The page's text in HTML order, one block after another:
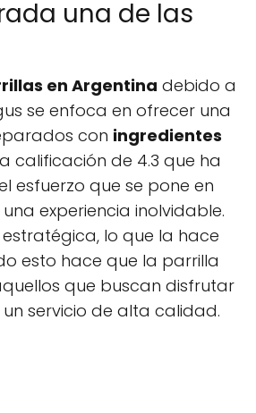
una de las
en Argentina debido a
se enfoca en ofrecer una
con ingredientes
calificación de 4.3 que ha
esfuerzo que se pone en
experiencia inolvidable.
lo que la hace
esto hace que la parrilla
que buscan disfrutar
servicio de alta calidad.